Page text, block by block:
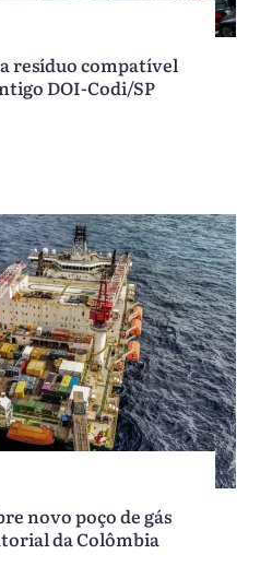
resíduo compatível
DOI-Codi/SP
novo poço de gás
da Colômbia